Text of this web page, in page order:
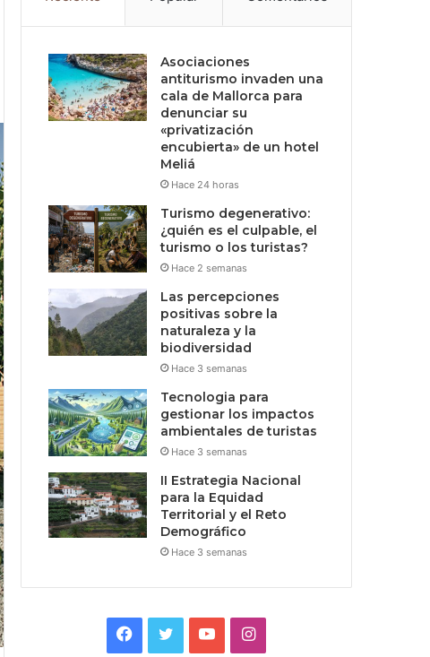
Asociaciones
antiturismo invaden una
cala de Mallorca para
denunciar su
«privatización
encubierta» de un hotel
Meliá
Hace 24 horas
Turismo degenerativo:
¿quién es el culpable, el
turismo o los turistas?
Hace 2 semanas
Las percepciones
positivas sobre la
naturaleza y la
biodiversidad
Hace 3 semanas
Tecnologia para
gestionar los impactos
ambientales de turistas
Hace 3 semanas
II Estrategia Nacional
para la Equidad
Territorial y el Reto
Demográfico
Hace 3 semanas
Facebook
TwitterYouTubeInstagram